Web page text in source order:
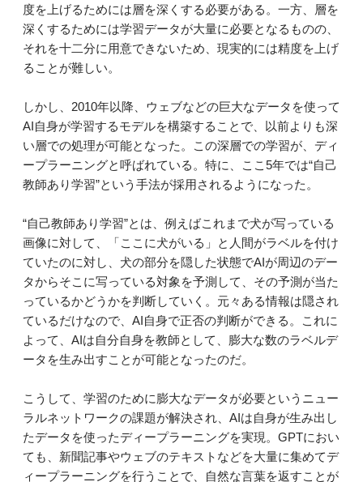
度を上げるためには層を深くする必要がある。一方、層を
深くするためには学習データが大量に必要となるものの、
それを十二分に用意できないため、現実的には精度を上げ
ることが難しい。
しかし、2010年以降、ウェブなどの巨大なデータを使って
AI自身が学習するモデルを構築することで、以前よりも深
い層での処理が可能となった。この深層での学習が、ディ
ープラーニングと呼ばれている。特に、ここ5年では“自己
教師あり学習”という手法が採用されるようになった。
“自己教師あり学習”とは、例えばこれまで犬が写っている
画像に対して、「ここに犬がいる」と人間がラベルを付け
ていたのに対し、犬の部分を隠した状態でAIが周辺のデー
タからそこに写っている対象を予測して、その予測が当た
っているかどうかを判断していく。元々ある情報は隠され
ているだけなので、AI自身で正否の判断ができる。これに
よって、AIは自分自身を教師として、膨大な数のラベルデ
ータを生み出すことが可能となったのだ。
こうして、学習のために膨大なデータが必要というニュー
ラルネットワークの課題が解決され、AIは自身が生み出し
たデータを使ったディープラーニングを実現。GPTにおい
ても、新聞記事やウェブのテキストなどを大量に集めてデ
ィープラーニングを行うことで、自然な言葉を返すことが